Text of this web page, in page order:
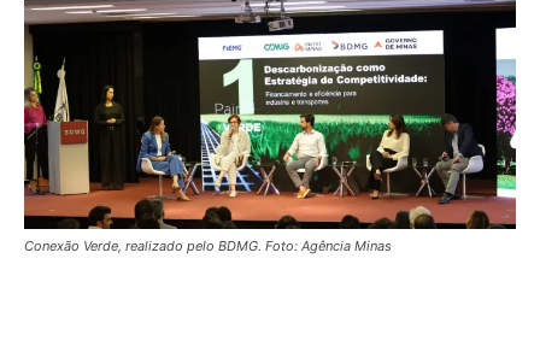
Conexão Verde, realizado pelo BDMG. Foto: Agência Minas